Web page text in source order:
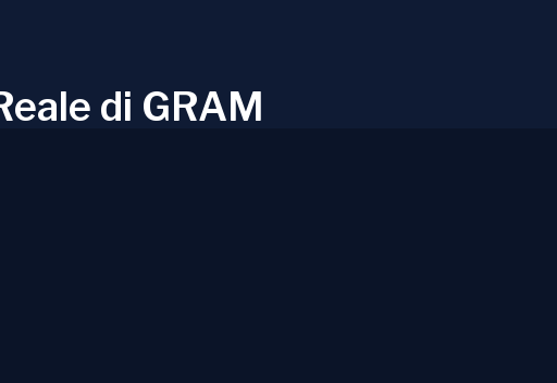
di GRAM